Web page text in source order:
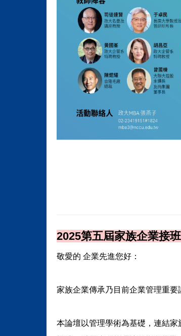
2025第五屆家族企業接
敬愛的 企業先進您好：
家族企業傳承乃目前企業管理重
本論壇以管理學術為基礎，連結